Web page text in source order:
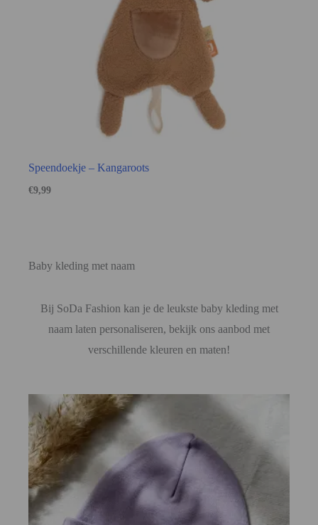
Speendoekje – Kangaroots
€9,99
Baby kleding met naam
Bij SoDa Fashion kan je de leukste baby kleding met
naam laten personaliseren, bekijk ons aanbod met
verschillende kleuren en maten!